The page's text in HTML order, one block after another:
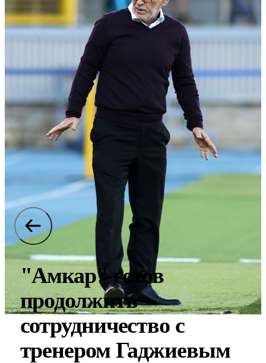
"Амкар" готов
продолжить
сотрудничество с
тренером Гаджиевым